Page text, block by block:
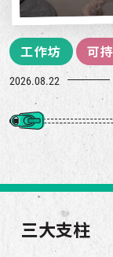
工作坊 可
2026.08.22
三大支柱